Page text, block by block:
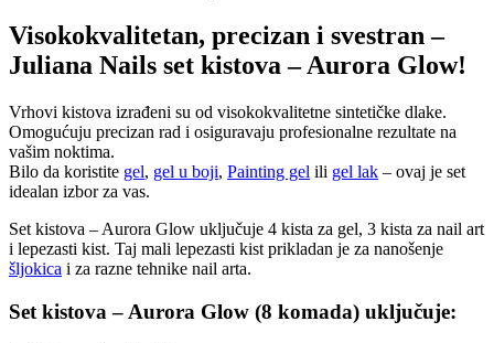
Visokokvalitetan, precizan i svestran –
Juliana Nails set kistova – Aurora Glow!
Vrhovi kistova izrađeni su od visokokvalitetne sintetičke dlake.
Omogućuju precizan rad i osiguravaju profesionalne rezultate na
vašim noktima.
Bilo da koristite gel, gel u boji, Painting gel ili gel lak – ovaj je set
idealan izbor za vas.
Set kistova – Aurora Glow uključuje 4 kista za gel, 3 kista za nail art
i lepezasti kist. Taj mali lepezasti kist prikladan je za nanošenje
šljokica i za razne tehnike nail arta.
Set kistova – Aurora Glow (8 komada) uključuje: